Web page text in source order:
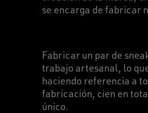
se encarga de fabricar
Fabricar un par de
trabajo artesanal, lo
haciendo referencia a
fabricación, cien en
único.